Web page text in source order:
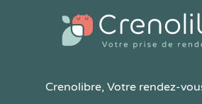
Crenolibre, Votre rendez-